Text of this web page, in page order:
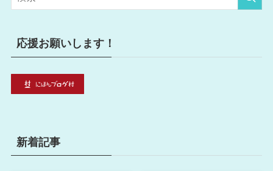
ー
応援お願いします！
新着記事